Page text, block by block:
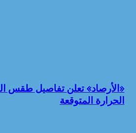
«الأرصاد» تعلن تفاصيل طقس
الحرارة المتوقعة